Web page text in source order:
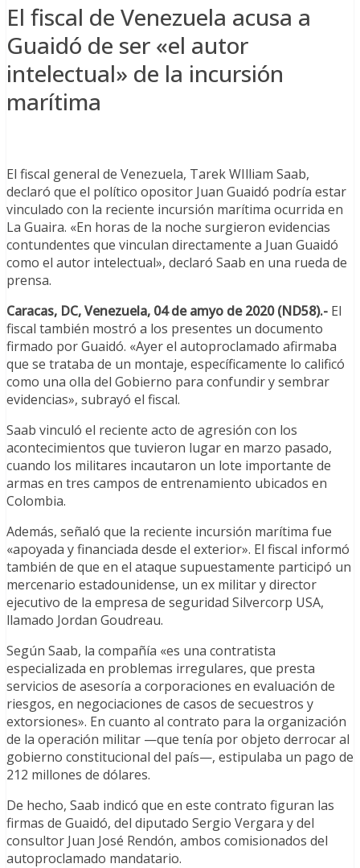
El fiscal de Venezuela acusa a
Guaidó de ser «el autor
intelectual» de la incursión
marítima
El fiscal general de Venezuela, Tarek WIlliam Saab,
declaró que el político opositor Juan Guaidó podría estar
vinculado con la reciente incursión marítima ocurrida en
La Guaira. «En horas de la noche surgieron evidencias
contundentes que vinculan directamente a Juan Guaidó
como el autor intelectual», declaró Saab en una rueda de
prensa.
Caracas, DC, Venezuela, 04 de amyo de 2020 (ND58).- El
fiscal también mostró a los presentes un documento
firmado por Guaidó. «Ayer el autoproclamado afirmaba
que se trataba de un montaje, específicamente lo calificó
como una olla del Gobierno para confundir y sembrar
evidencias», subrayó el fiscal.
Saab vinculó el reciente acto de agresión con los
acontecimientos que tuvieron lugar en marzo pasado,
cuando los militares incautaron un lote importante de
armas en tres campos de entrenamiento ubicados en
Colombia.
Además, señaló que la reciente incursión marítima fue
«apoyada y financiada desde el exterior». El fiscal informó
también de que en el ataque supuestamente participó un
mercenario estadounidense, un ex militar y director
ejecutivo de la empresa de seguridad Silvercorp USA,
llamado Jordan Goudreau.
Según Saab, la compañía «es una contratista
especializada en problemas irregulares, que presta
servicios de asesoría a corporaciones en evaluación de
riesgos, en negociaciones de casos de secuestros y
extorsiones». En cuanto al contrato para la organización
de la operación militar —que tenía por objeto derrocar al
gobierno constitucional del país—, estipulaba un pago de
212 millones de dólares.
De hecho, Saab indicó que en este contrato figuran las
firmas de Guaidó, del diputado Sergio Vergara y del
consultor Juan José Rendón, ambos comisionados del
autoproclamado mandatario.